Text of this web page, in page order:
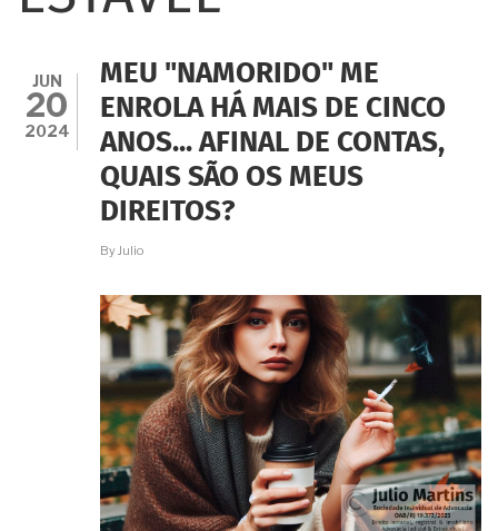
JUN
20
2024
MEU "NAMORIDO" ME
ENROLA HÁ MAIS DE CINCO
ANOS... AFINAL DE CONTAS,
QUAIS SÃO OS MEUS
DIREITOS?
By Julio